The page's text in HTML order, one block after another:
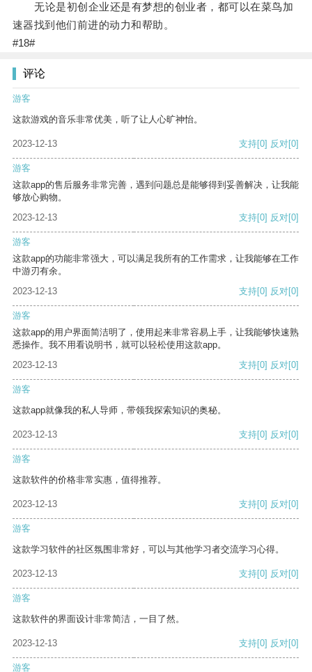
无论是初创企业还是有梦想的创业者，都可以在菜鸟加
速器找到他们前进的动力和帮助。
#18#
评论
游客
这款游戏的音乐非常优美，听了让人心旷神怡。
2023-12-13 支持[0] 反对[0]
游客
这款app的售后服务非常完善，遇到问题总是能够得到妥善解决，让我能
够放心购物。
2023-12-13
支持[0] 反对[0]
游客
这款app的功能非常强大，可以满足我所有的工作需求，让我能够在工作
中游刃有余。
2023-12-13
支持[0] 反对[0]
游客
这款app的用户界面简洁明了，使用起来非常容易上手，让我能够快速熟
悉操作。我不用看说明书，就可以轻松使用这款app。
2023-12-13
支持[0] 反对[0]
游客
这款app就像我的私人导师，带领我探索知识的奥秘。
2023-12-13 支持[0] 反对[0]
游客
这款软件的价格非常实惠，值得推荐。
2023-12-13 支持[0] 反对[0]
游客
这款学习软件的社区氛围非常好，可以与其他学习者交流学习心得。
2023-12-13 支持[0] 反对[0]
游客
这款软件的界面设计非常简洁，一目了然。
2023-12-13 支持[0] 反对[0]
游客